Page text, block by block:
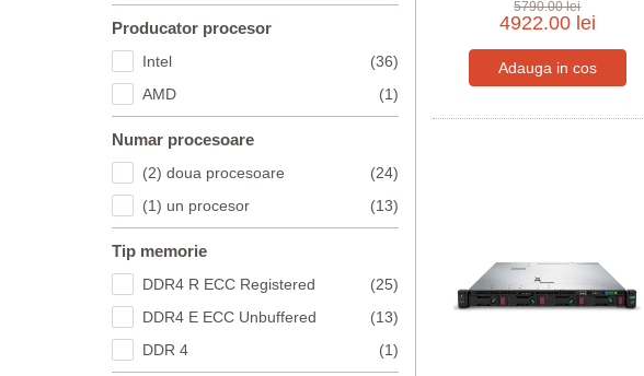
Producator procesor
Intel
(36)
AMD
(1)
Numar procesoare
(2) doua procesoare
(24)
(1) un procesor
(13)
Tip memorie
DDR4 R ECC Registered
(25)
DDR4 E ECC Unbuffered
(13)
DDR 4
(1)
comanda
5790.00 lei
4922.00 lei